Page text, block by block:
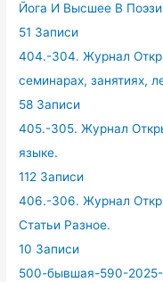
Йога И Высшее В
51 Записи
404.-304. Журнал
семинарах, занятиях,
58 Записи
405.-305. Журнал
языке.
112 Записи
406.-306. Журнал
Статьи Разное.
10 Записи
500-бывшая-590-2025-